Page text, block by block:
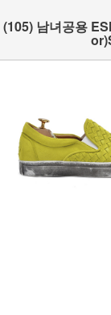
(105) 남녀공용